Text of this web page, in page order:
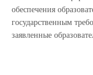
обеспечения
государственным
заявленные